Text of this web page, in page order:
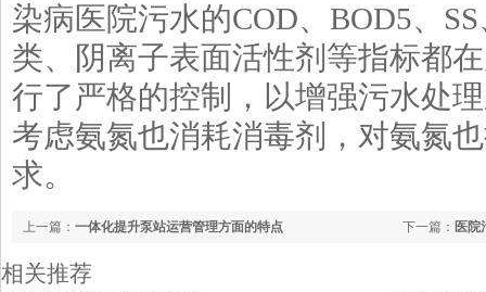
染病医院污水的COD、BOD5、
类、阴离子表面活性剂等指标都
行了严格的控制，以增强污水处
考虑氨氮也消耗消毒剂，对氨氮
求。
下一篇： 医院
上一篇： 一体化提升泵站运营管理方面的特点
相关推荐